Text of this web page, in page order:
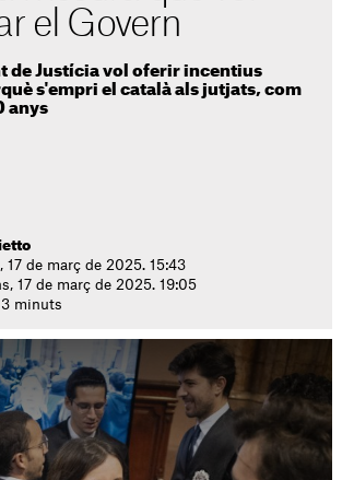
el Govern
de Justícia vol oferir incentius
s'empri el català als jutjats, com
anys
17 de març de 2025. 15:43
17 de març de 2025. 19:05
3 minuts